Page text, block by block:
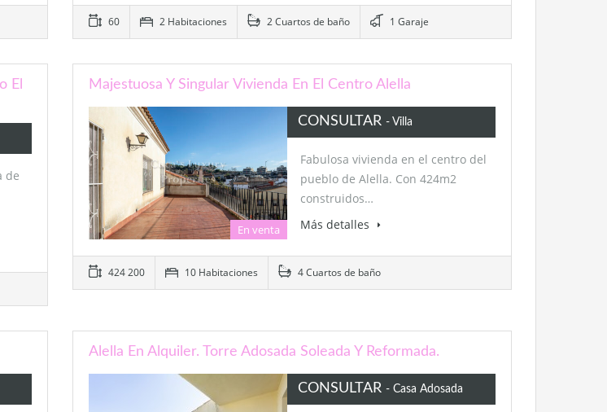
60 2 Habitaciones 2 Cuartos de baño 1 Garaje
El
de
Majestuosa Y Singular Vivienda En El Centro Alella
En venta
CONSULTAR - Villa
Fabulosa vivienda en el centro del
pueblo de Alella. Con 424m2
construidos…
Más detalles
424 200 10 Habitaciones 4 Cuartos de baño
Alella En Alquiler. Torre Adosada Soleada Y Reformada.
CONSULTAR - Casa Adosada